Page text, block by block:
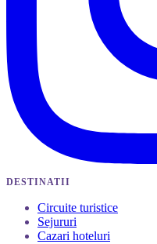
DESTINATII
Circuite turistice
Sejururi
Cazari hoteluri